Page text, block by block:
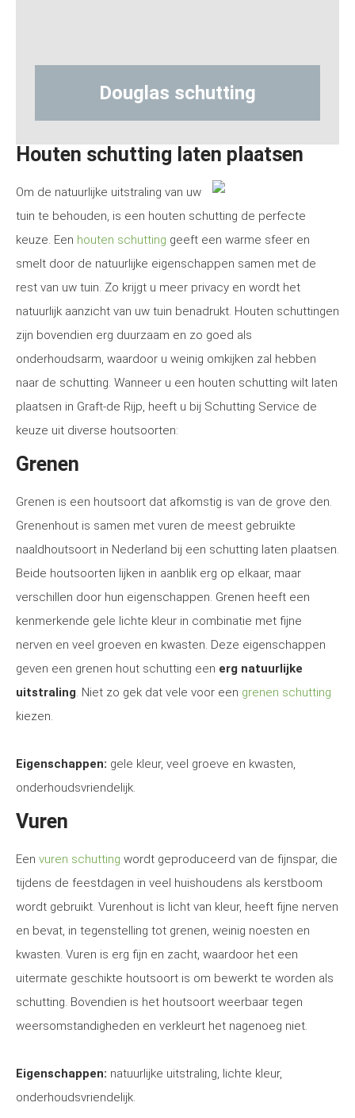
schutting
Houten schutting laten plaatsen
Om de natuurlijke uitstraling van uw
tuin te behouden, is een houten schutting de perfecte
keuze. Een houten schutting geeft een warme sfeer en
smelt door de natuurlijke eigenschappen samen met de
rest van uw tuin. Zo krijgt u meer privacy en wordt het
natuurlijk aanzicht van uw tuin benadrukt. Houten schuttingen
zijn bovendien erg duurzaam en zo goed als
onderhoudsarm, waardoor u weinig omkijken zal hebben
naar de schutting. Wanneer u een houten schutting wilt laten
plaatsen in Graft-de Rijp, heeft u bij Schutting Service de
keuze uit diverse houtsoorten:
Grenen
Grenen is een houtsoort dat afkomstig is van de grove den.
Grenenhout is samen met vuren de meest gebruikte
naaldhoutsoort in Nederland bij een schutting laten plaatsen.
Beide houtsoorten lijken in aanblik erg op elkaar, maar
verschillen door hun eigenschappen. Grenen heeft een
kenmerkende gele lichte kleur in combinatie met fijne
nerven en veel groeven en kwasten. Deze eigenschappen
geven een grenen hout schutting een erg natuurlijke
uitstraling. Niet zo gek dat vele voor een grenen schutting
kiezen.
Eigenschappen: gele kleur, veel groeve en kwasten,
onderhoudsvriendelijk.
Vuren
Een vuren schutting wordt geproduceerd van de fijnspar, die
tijdens de feestdagen in veel huishoudens als kerstboom
wordt gebruikt. Vurenhout is licht van kleur, heeft fijne nerven
en bevat, in tegenstelling tot grenen, weinig noesten en
kwasten. Vuren is erg fijn en zacht, waardoor het een
uitermate geschikte houtsoort is om bewerkt te worden als
schutting. Bovendien is het houtsoort weerbaar tegen
weersomstandigheden en verkleurt het nagenoeg niet.
Eigenschappen: natuurlijke uitstraling, lichte kleur,
onderhoudsvriendelijk.